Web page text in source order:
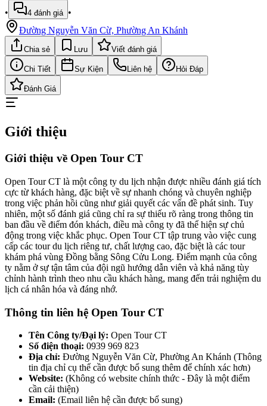
•
4 đánh giá •
Đường Nguyễn Văn Cừ, Phường An Khánh
Chia sẻ Lưu Viết đánh giá
Chi Tiết Sự Kiện Liên hệ Hỏi Đáp
Đánh Giá
Giới thiệu
Giới thiệu về Open Tour CT
Open Tour CT là một công ty du lịch nhận được nhiều đánh giá tích
cực từ khách hàng, đặc biệt về sự nhanh chóng và chuyên nghiệp
trong việc phản hồi cũng như giải quyết các vấn đề phát sinh. Tuy
nhiên, một số đánh giá cũng chỉ ra sự thiếu rõ ràng trong thông tin
ban đầu về điểm đón khách, điều mà công ty đã thể hiện sự chủ
động trong việc khắc phục. Open Tour CT tập trung vào việc cung
cấp các tour du lịch riêng tư, chất lượng cao, đặc biệt là các tour
khám phá vùng Đồng bằng Sông Cửu Long. Điểm mạnh của công
ty nằm ở sự tận tâm của đội ngũ hướng dẫn viên và khả năng tùy
chỉnh hành trình theo nhu cầu khách hàng, mang đến trải nghiệm du
lịch cá nhân hóa và đáng nhớ.
Thông tin liên hệ Open Tour CT
Tên Công ty/Đại lý: Open Tour CT
Số điện thoại: 0939 969 823
Địa chỉ: Đường Nguyễn Văn Cừ, Phường An Khánh (Thông
tin địa chỉ cụ thể cần được bổ sung thêm để chính xác hơn)
Website: (Không có website chính thức - Đây là một điểm
cần cải thiện)
Email: (Email liên hệ cần được bổ sung)